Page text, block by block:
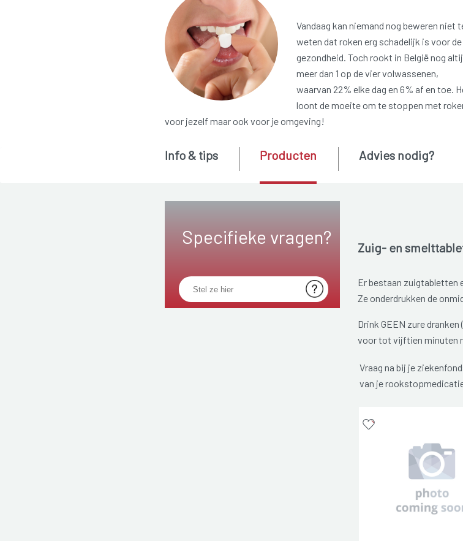
Vandaag kan niemand nog beweren niet
weten dat roken erg schadelijk is voor de
gezondheid. Toch rookt in België nog
meer dan 1 op de vier volwassenen,
waarvan 22% elke dag en 6% af en toe.
loont de moeite om te stoppen met
voor jezelf maar ook voor je omgeving!
Specifieke vragen?
Info & tips Producten Advies nodig?
Zuig- en
Er bestaan zuigtabletten
Ze onderdrukken de
Drink GEEN zure
voor tot vijftien minuten
Vraag na bij je
van je